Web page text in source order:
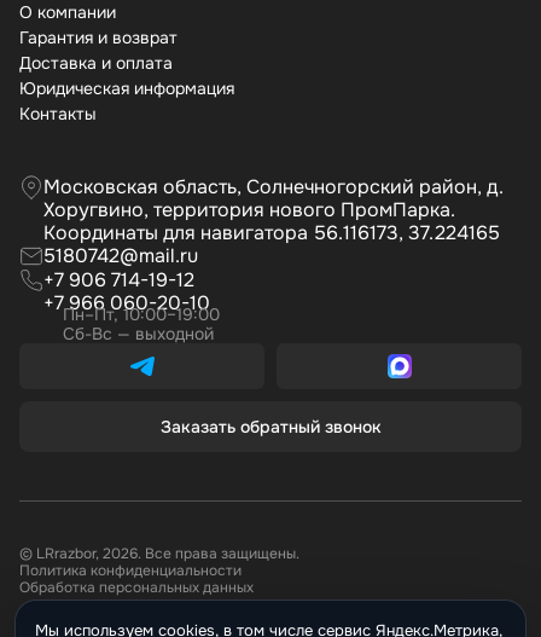
О компании
Гарантия и возврат
Доставка и оплата
Юридическая информация
Контакты
Московская область, Солнечногорский район, д.
Хоругвино, территория нового ПромПарка.
Координаты для навигатора 56.116173, 37.224165
5180742@mail.ru
+7 906 714-19-12
+7 966 060-20-10
Пн–Пт, 10:00–19:00
Сб-Вс — выходной
Заказать обратный звонок
© LRrazbor, 2026. Все права защищены.
Политика конфиденциальности
Обработка персональных данных
Мы используем cookies, в том числе сервис Яндекс.Метрика,